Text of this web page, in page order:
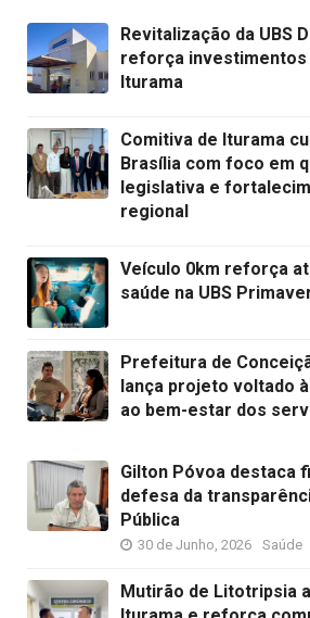
Revitalização da UBS
reforça investimentos
Iturama
Comitiva de Iturama
Brasília com foco em
legislativa e
regional
Veículo 0km reforça
saúde na UBS
Prefeitura de
lança projeto voltado
ao bem-estar dos
Gilton Póvoa destaca
defesa da
Pública
30 de Junho, 2026 Saúde
Mutirão de Litotripsia